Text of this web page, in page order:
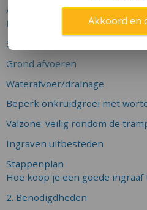
Aandachtspunten
Manieren van ingraven
Soorten grond
Grond afvoeren
Waterafvoer/drainage
Beperk onkruidgroei met
Valzone: veilig rondom de
Ingraven uitbesteden
Stappenplan
Hoe koop je een goede
2. Benodigdheden
Akkoord en